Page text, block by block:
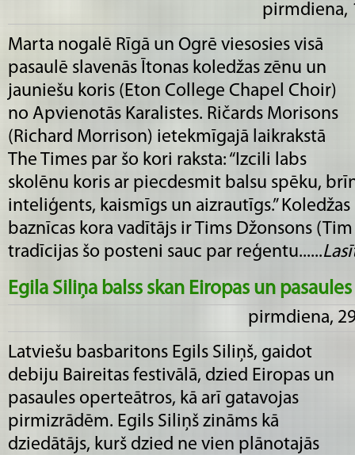
pirmdiena,
Marta nogalē Rīgā un Ogrē viesosies visā
pasaulē slavenās Ītonas koledžas zēnu un
jauniešu koris (Eton College Chapel Choir)
no Apvienotās Karalistes. Ričards Morisons
(Richard Morrison) ietekmīgajā laikrakstā
The Times par šo kori raksta: “Izcili labs
skolēnu koris ar piecdesmit balsu spēku,
inteliģents, kaismīgs un aizrautīgs.”
baznīcas kora vadītājs ir Tims Džonsons
tradīcijas šo posteni sauc par reģentu......
Egila Siliņa balss skan Eiropas un
pirmdiena,
Latviešu basbaritons Egils Siliņš, gaidot
debiju Baireitas festivālā, dzied Eiropas un
pasaules operteātros, kā arī gatavojas
pirmizrādēm. Egils Siliņš zināms kā
dziedātājs, kurš dzied ne vien plānotajās